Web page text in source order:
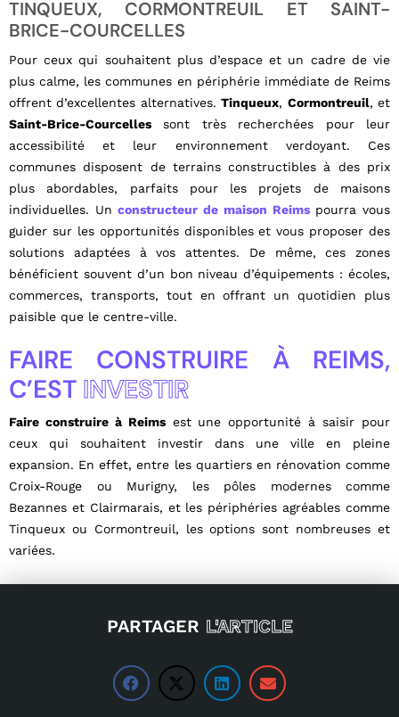
TINQUEUX, CORMONTREUIL ET SAINT-
BRICE-COURCELLES
Pour ceux qui souhaitent plus d’espace et un cadre de vie
plus calme, les communes en périphérie immédiate de Reims
offrent d’excellentes alternatives.Tinqueux, Cormontreuil, et
Saint-Brice-Courcelles sont très recherchées pour leur
accessibilité et leur environnement verdoyant. Ces
communes disposent de terrains constructibles à des prix
plus abordables, parfaits pour les projets de maisons
individuelles. Unconstructeur de maison Reimspourra vous
guider sur les opportunités disponibles et vous proposer des
solutions adaptées à vos attentes. De même, ces zones
bénéficient souvent d’un bon niveau d’équipements : écoles,
commerces, transports, tout en offrant un quotidien plus
paisible que le centre-ville.
FAIRE CONSTRUIRE À REIMS,
C’EST INVESTIR
Faire construire à Reimsest une opportunité à saisir pour
ceux qui souhaitent investir dans une ville en pleine
expansion. En effet, entre les quartiers en rénovation comme
Croix-Rouge ou Murigny, les pôles modernes comme
Bezannes et Clairmarais, et les périphéries agréables comme
Tinqueux ou Cormontreuil, les options sont nombreuses et
variées.
PARTAGER L'ARTICLE